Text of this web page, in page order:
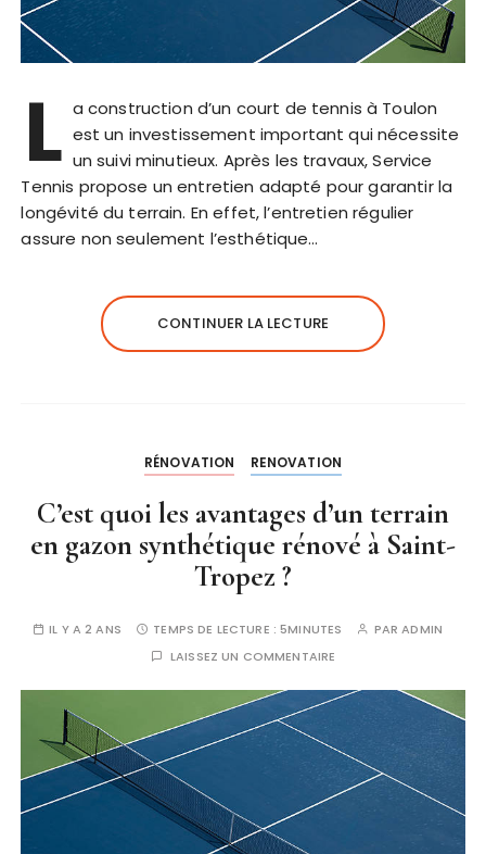
L a construction d’un court de tennis à Toulon
est un investissement important qui nécessite
un suivi minutieux. Après les travaux, Service
Tennis propose un entretien adapté pour garantir la
longévité du terrain. En effet, l’entretien régulier
assure non seulement l’esthétique…
CONTINUER LA LECTURE
RÉNOVATION RENOVATION
C’est quoi les avantages d’un terrain
en gazon synthétique rénové à Saint-
Tropez ?
IL Y A 2 ANS TEMPS DE LECTURE :5MINUTES PARADMIN
LAISSEZ UN COMMENTAIRE